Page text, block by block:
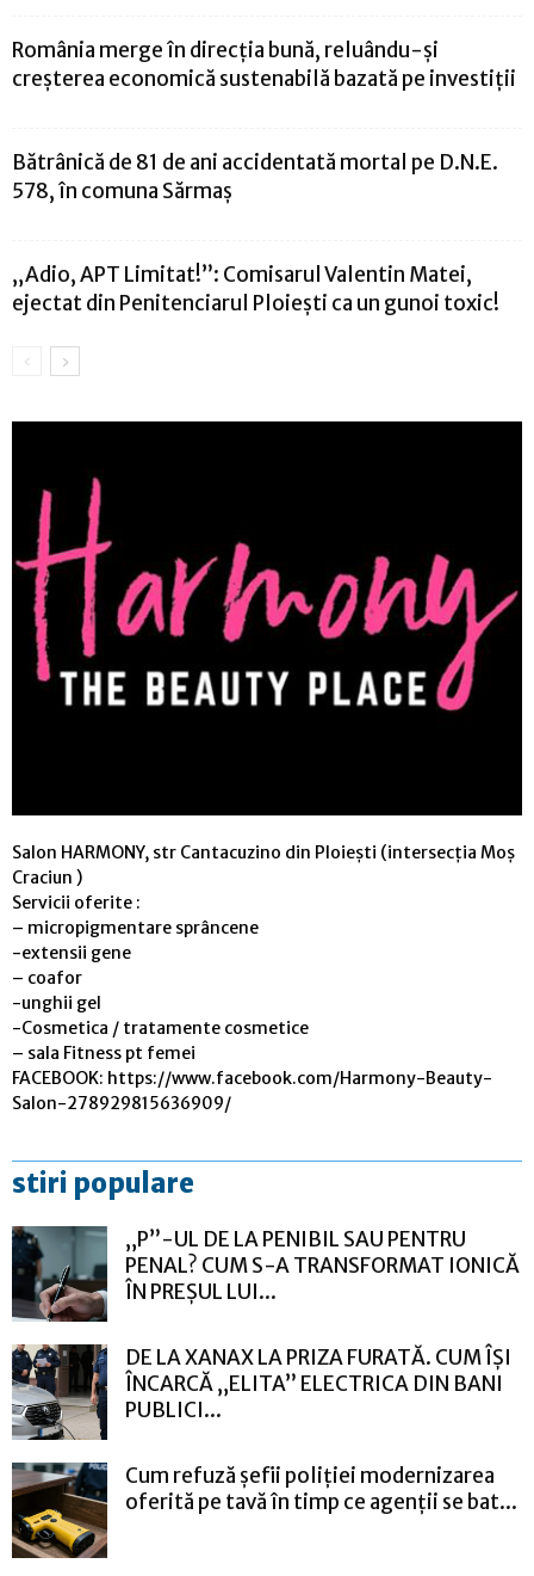
România merge în direcţia bună, reluându-şi
creşterea economică sustenabilă bazată pe investiţii
Bătrânică de 81 de ani accidentată mortal pe D.N.E.
578, în comuna Sărmaş
„Adio, APT Limitat!”: Comisarul Valentin Matei,
ejectat din Penitenciarul Ploiești ca un gunoi toxic!
Salon HARMONY, str Cantacuzino din Ploiești (intersecția Moș
Craciun )
Servicii oferite :
– micropigmentare sprâncene
-extensii gene
– coafor
-unghii gel
-Cosmetica / tratamente cosmetice
– sala Fitness pt femei
FACEBOOK: https://www.facebook.com/Harmony-Beauty-
Salon-278929815636909/
stiri populare
„P”-UL DE LA PENIBIL SAU PENTRU
PENAL? CUM S-A TRANSFORMAT IONICĂ
ÎN PREȘUL LUI...
DE LA XANAX LA PRIZA FURATĂ. CUM ÎȘI
ÎNCARCĂ „ELITA” ELECTRICA DIN BANI
PUBLICI...
Cum refuză șefii poliției modernizarea
oferită pe tavă în timp ce agenții se bat...